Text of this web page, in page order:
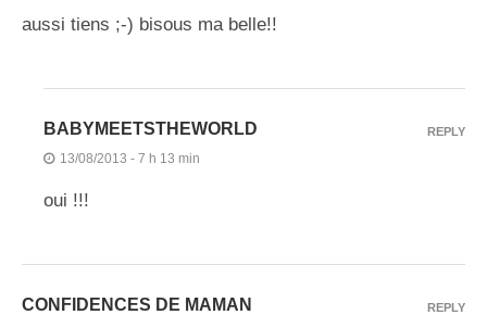
aussi tiens ;-) bisous ma belle!!
BABYMEETSTHEWORLD
13/08/2013 - 7 h 13 min
oui !!!
REPLY
CONFIDENCES DE MAMAN REPLY